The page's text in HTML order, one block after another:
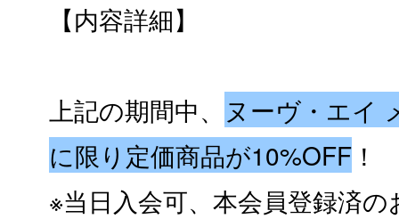
【内容詳細】
上記の期間中、
ヌーヴ・エイ
に限り定価商品が10%OFF ！
※当日入会可、本会員登録済